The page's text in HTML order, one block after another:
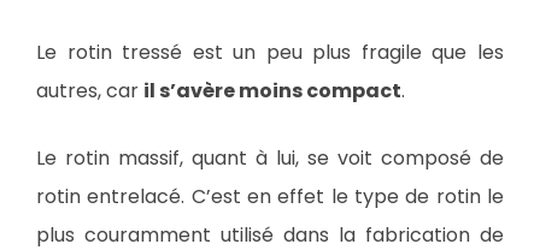
Le rotin tressé est un peu plus fragile que les
autres, car il s’avère moins compact.
Le rotin massif, quant à lui, se voit composé de
rotin entrelacé. C’est en effet le type de rotin le
plus couramment utilisé dans la fabrication de